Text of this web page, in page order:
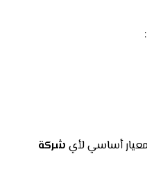
أساسي لأي شركة